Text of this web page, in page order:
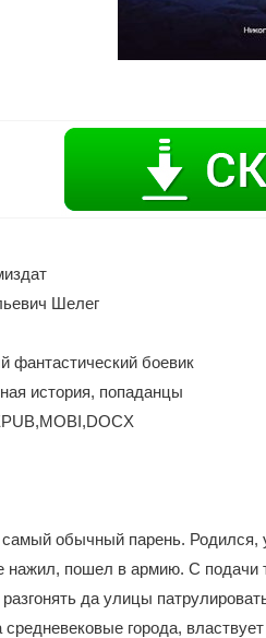
Шелег
фантастический боевик
история, попаданцы
обычный парень. Родился,
нажил, пошел в армию. С подачи
да улицы
средневековые города,